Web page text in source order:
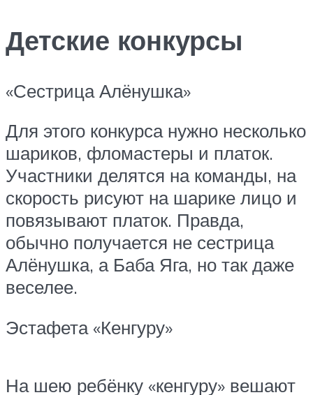
Детские конкурсы
«Сестрица Алёнушка»
Для этого конкурса нужно несколько
шариков, фломастеры и платок.
Участники делятся на команды, на
скорость рисуют на шарике лицо и
повязывают платок. Правда,
обычно получается не сестрица
Алёнушка, а Баба Яга, но так даже
веселее.
Эстафета «Кенгуру»
На шею ребёнку «кенгуру» вешают